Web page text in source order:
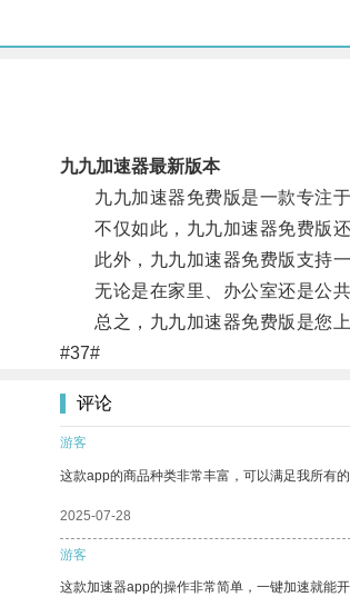
九九加速器最新版本
九九加速器免费版是一款专注于
不仅如此，九九加速器免费版还
此外，九九加速器免费版支持一
无论是在家里、办公室还是公共
总之，九九加速器免费版是您上
#37#
评论
游客
这款app的商品种类非常丰富，可以满足我所有的
2025-07-28
游客
这款加速器app的操作非常简单，一键加速就能开